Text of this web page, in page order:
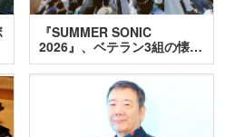
『SUMMER SONIC
2026』、ベテラン3組の懐…